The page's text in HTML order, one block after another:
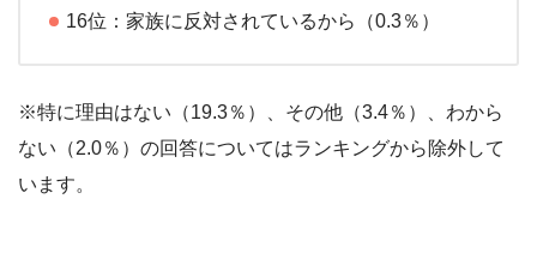
16位：家族に反対されているから（0.3％）
※特に理由はない（19.3％）、その他（3.4％）、わから
ない（2.0％）の回答についてはランキングから除外して
います。